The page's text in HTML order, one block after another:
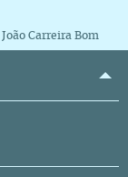
João Carreira Bom